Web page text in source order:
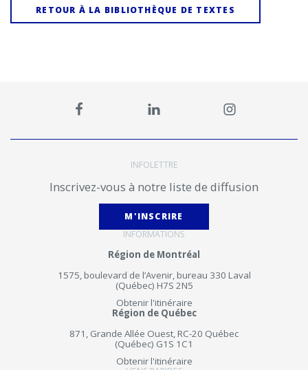
RETOUR À LA BIBLIOTHÈQUE DE TEXTES
INFOLETTRE
Inscrivez-vous à notre liste de diffusion
M'INSCRIRE
INFORMATIONS
Région de Montréal
1575, boulevard de l’Avenir, bureau 330 Laval
(Québec) H7S 2N5
Obtenir l'itinéraire
Région de Québec
871, Grande Allée Ouest, RC-20 Québec
(Québec) G1S 1C1
Obtenir l'itinéraire